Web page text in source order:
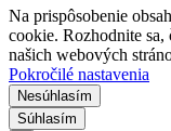
Na prispôsobenie
cookie. Rozhodnite
našich webových
Pokročilé nastavenia
Nesúhlasím
Súhlasím